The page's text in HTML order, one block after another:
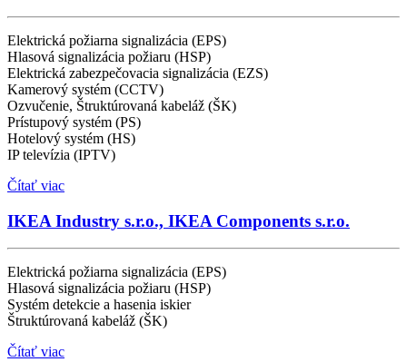
Elektrická požiarna signalizácia (EPS)
Hlasová signalizácia požiaru (HSP)
Elektrická zabezpečovacia signalizácia (EZS)
Kamerový systém (CCTV)
Ozvučenie, Štruktúrovaná kabeláž (ŠK)
Prístupový systém (PS)
Hotelový systém (HS)
IP televízia (IPTV)
Čítať viac
IKEA Industry s.r.o., IKEA Components s.r.o.
Elektrická požiarna signalizácia (EPS)
Hlasová signalizácia požiaru (HSP)
Systém detekcie a hasenia iskier
Štruktúrovaná kabeláž (ŠK)
Čítať viac